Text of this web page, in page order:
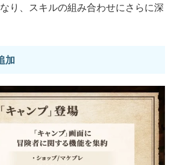
り、スキルの組み合わせにさらに深
加